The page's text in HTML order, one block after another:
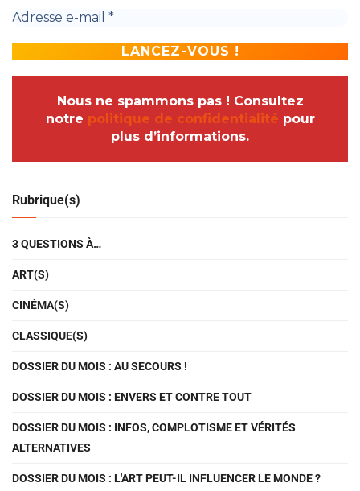
Nous ne spammons pas ! Consultez
notre politique de confidentialité pour
plus d’informations.
Rubrique(s)
3 QUESTIONS À…
ART(S)
CINÉMA(S)
CLASSIQUE(S)
DOSSIER DU MOIS : AU SECOURS !
DOSSIER DU MOIS : ENVERS ET CONTRE TOUT
DOSSIER DU MOIS : INFOS, COMPLOTISME ET VÉRITÉS
ALTERNATIVES
DOSSIER DU MOIS : L'ART PEUT-IL INFLUENCER LE MONDE ?